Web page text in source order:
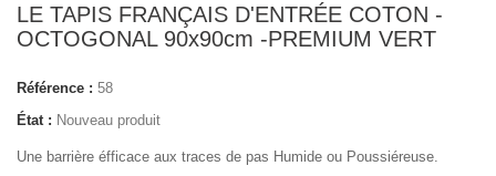
LE TAPIS FRANÇAIS D'ENTRÉE COTON -
OCTOGONAL 90x90cm -PREMIUM VERT
Référence : 58
État : Nouveau produit
Une barrière éfficace aux traces de pas Humide ou Poussiéreuse.